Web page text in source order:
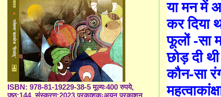
या मन में
कर दिया
फूलों -सा
छोड़ दी
कौन-सा
ISBN: 978-81-19229-38-5 मूल्यः400 रुपये,
पृष्ठ:144, संस्करण:2023,प्रकाशकःअयन प्रकाशन